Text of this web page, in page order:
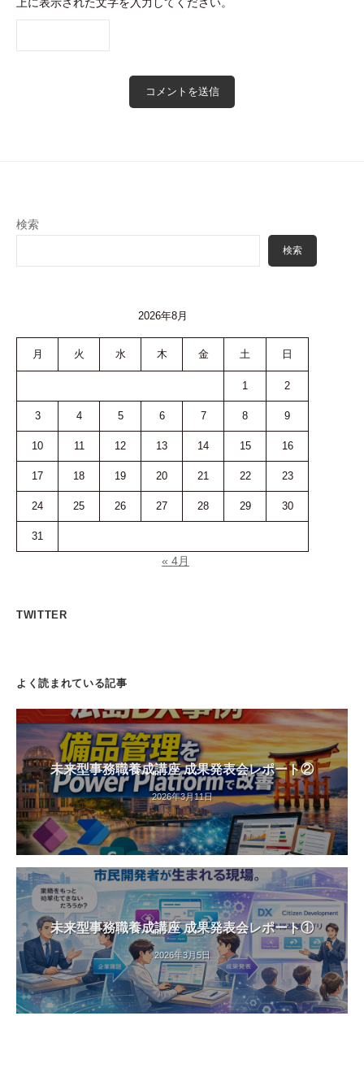
上に表示された文字を入力してください。
検索
検索
2026年8月
月 火 水 木 金 土 日
1 2
3 4 5 6 7 8 9
10 11 12 13 14 15 16
17 18 19 20 21 22 23
24 25 26 27 28 29 30
31
« 4月
TWITTER
よく読まれている記事
未来型事務職養成講座 成果発表会レポート②
2026年3月11日
未来型事務職養成講座 成果発表会レポート①
2026年3月5日